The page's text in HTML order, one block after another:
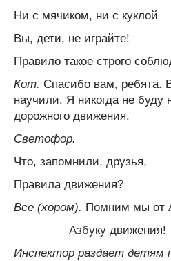
Ни с мячиком, ни с куклой
Вы, дети, не играйте!
Правило такое строго
Кот. Спасибо вам, ребята.
научили. Я никогда не буду
дорожного движения.
Светофор.
Что, запомнили, друзья,
Правила движения?
Все (хором). Помним мы от
Азбуку движения!
Инспектор раздает детям